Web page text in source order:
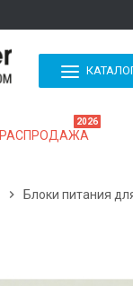
РАСПРОДАЖА
2026
 Блоки питания